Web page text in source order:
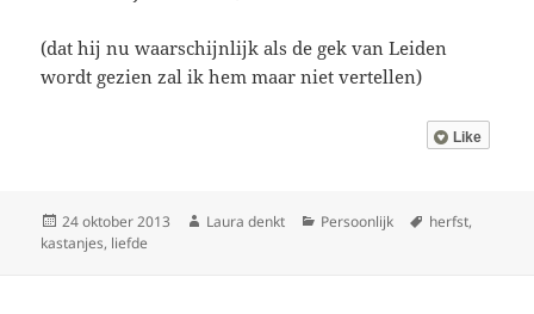
(dat hij nu waarschijnlijk als de gek van Leiden
wordt gezien zal ik hem maar niet vertellen)
Like
Geplaatst
op
24 oktober 2013 Auteur
Laura denkt Categorieën
Persoonlijk Tags
herfst,
kastanjes, liefde